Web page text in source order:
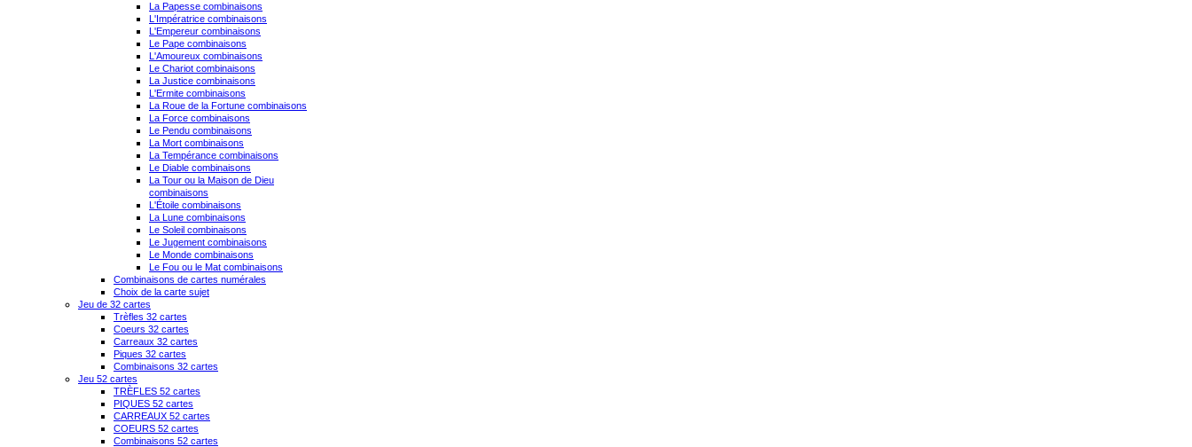
La Papesse combinaisons
L'Impératrice combinaisons
L'Empereur combinaisons
Le Pape combinaisons
L'Amoureux combinaisons
Le Chariot combinaisons
La Justice combinaisons
L'Ermite combinaisons
La Roue de la Fortune combinaisons
La Force combinaisons
Le Pendu combinaisons
La Mort combinaisons
La Tempérance combinaisons
Le Diable combinaisons
La Tour ou la Maison de Dieu
combinaisons
L'Étoile combinaisons
La Lune combinaisons
Le Soleil combinaisons
Le Jugement combinaisons
Le Monde combinaisons
Le Fou ou le Mat combinaisons
Combinaisons de cartes numérales
Choix de la carte sujet
Jeu de 32 cartes
Trèfles 32 cartes
Coeurs 32 cartes
Carreaux 32 cartes
Piques 32 cartes
Combinaisons 32 cartes
Jeu 52 cartes
TRÈFLES 52 cartes
PIQUES 52 cartes
CARREAUX 52 cartes
COEURS 52 cartes
Combinaisons 52 cartes